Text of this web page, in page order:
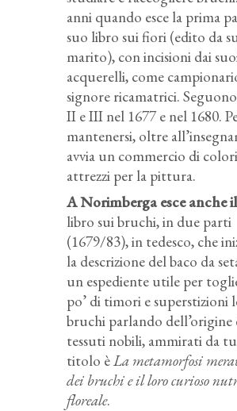
anni quando esce la prima
suo libro sui fiori (edito da
marito), con incisioni dai
acquerelli, come
signore ricamatrici.
II e III nel 1677 e nel 1680.
mantenersi, oltre
avvia un commercio di
attrezzi per la pittura.
A Norimberga esce anche
libro sui bruchi, in due parti
(1679/83), in tedesco, che
la descrizione del baco da
un espediente utile per
po’ di timori e superstizioni
bruchi parlando dell’origine
tessuti nobili, ammirati da
titolo èLa metamorfosi
dei bruchi e il loro curioso
floreale.